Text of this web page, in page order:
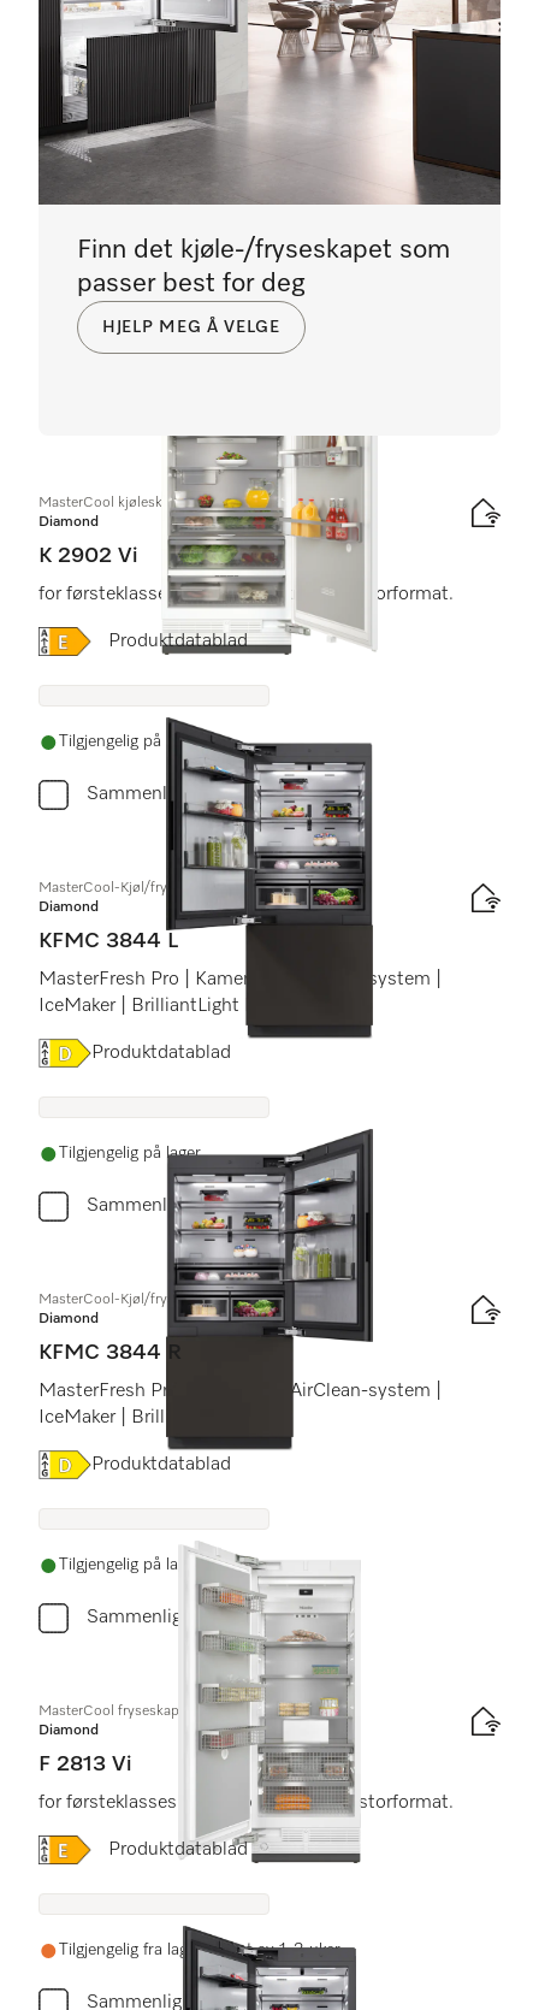
MasterCool kjøleskap
Diamond
K 2902 Vi
for førsteklasses design og teknologi i storformat.
Online Label Flag, Energietikett
Produktdatablad
Tilgjengelig på lager
Sammenlign
MasterCool-Kjøl/frys-kombinasjoner
Diamond
KFMC 3844 L
MasterFresh Pro | Kameraer | AirClean-system |
IceMaker | BrilliantLight Pro
Online Label Flag, Energietikett
Produktdatablad
Tilgjengelig på lager
Sammenlign
MasterCool-Kjøl/frys-kombinasjoner
Diamond
KFMC 3844 R
MasterFresh Pro | Kameraer | AirClean-system |
IceMaker | BrilliantLight Pro
Online Label Flag, Energietikett
Produktdatablad
Tilgjengelig på lager
Sammenlign
MasterCool fryseskap
Diamond
F 2813 Vi
for førsteklasses design og teknologi i storformat.
Online Label Flag, Energietikett
Produktdatablad
Tilgjengelig fra lager i løpet av 1-2 uker
Sammenlign
Finn det kjøle-/fryseskapet som
passer best for deg
HJELP MEG Å VELGE